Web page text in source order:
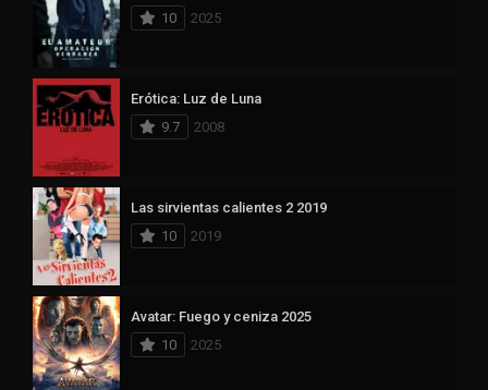
10
2025
Erótica: Luz de Luna
9.7
2008
Las sirvientas calientes 2 2019
10
2019
Avatar: Fuego y ceniza 2025
10
2025